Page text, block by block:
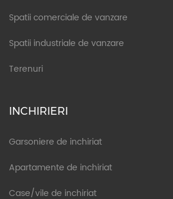
Spatii comerciale de vanzare
Spatii industriale de vanzare
Terenuri
INCHIRIERI
Garsoniere de inchiriat
Apartamente de inchiriat
Case/vile de inchiriat